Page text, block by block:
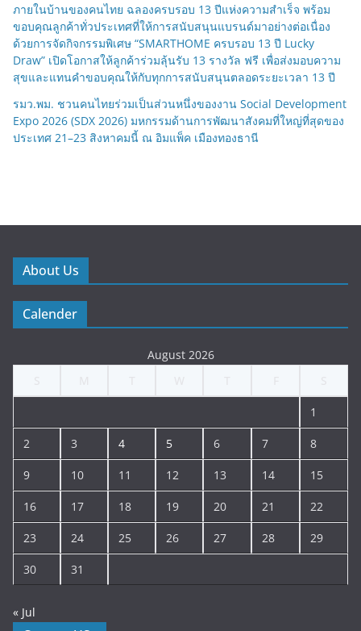
SMARTHOME ฉลองครบรอบ 13 ปี จัดใหญ่! ชวนลูกค้าร่วมกิจกรรม
Lucky Draw ลุ้นรับฟรี 13 รางวัล ตอบแทนทุกความไว้วางใจบริษัท ส
เต็ป ฟอร์เวิร์ด กรุ๊ป จำกัด หรือ SMARTHOME แบรนด์เครื่องใช้ไฟฟ้า
ภายในบ้านของคนไทย ฉลองครบรอบ 13 ปีแห่งความสำเร็จ พร้อม
ขอบคุณลูกค้าทั่วประเทศที่ให้การสนับสนุนแบรนด์มาอย่างต่อเนื่อง
ด้วยการจัดกิจกรรมพิเศษ “SMARTHOME ครบรอบ 13 ปี Lucky
Draw” เปิดโอกาสให้ลูกค้าร่วมลุ้นรับ 13 รางวัล ฟรี เพื่อส่งมอบความ
สุขและแทนคำขอบคุณให้กับทุกการสนับสนุนตลอดระยะเวลา 13 ปี
About Us
Calender
S
M T W T F S
1
2 3 4 5 6 7 8
9 10 11 12 13 14 15
16 17 18 19 20 21 22
23 24 25 26 27 28 29
30 31